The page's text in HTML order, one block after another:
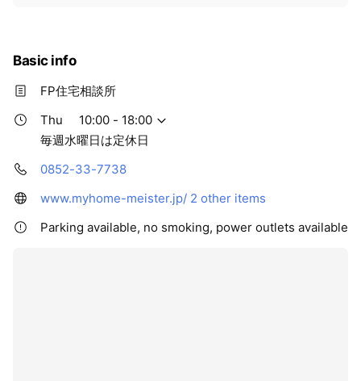
e
Basic info
FP住宅相談所
Thu
10:00 - 18:00
毎週水曜日は定休日
0852-33-7738
www.myhome-meister.jp/ 2 other items
Parking available, no smoking, power outlets available